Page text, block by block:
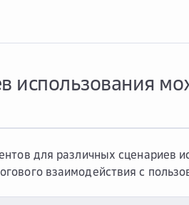
использования
для различных сценариев
взаимодействия с